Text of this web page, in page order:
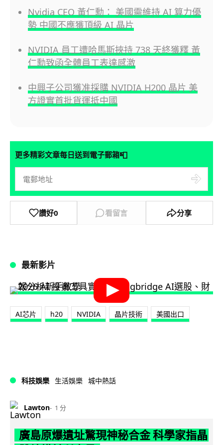
Nvidia CEO 黃仁勳： 美國需維持 AI 算力優
勢 中國不應獲頂級 AI 晶片
NVIDIA 員工遭哈馬斯挾持 738 天終獲釋 黃
仁勳致函全體員工表達感激
中興子公司獲准採購 NVIDIA H200 晶片 美
方證實首批貨運抵中國
更多精彩文章每日送到電子郵箱📮
讚好0 看留言 分享
最新影片
AI芯片 h20 NVIDIA 晶片技術 美國出口
科技娛樂 生活娛樂 城中熱話
Lawton 1 分
廣島原爆遺址驚現神秘合金 科學家指晶